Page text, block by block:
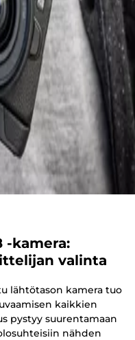
-kamera:
valinta
lähtötason kamera tuo
kaikkien
pystyy suurentamaan
nähden